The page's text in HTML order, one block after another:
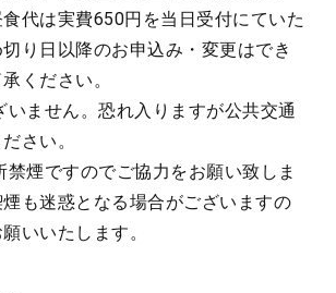
代は実費650円を当日受付にていた
り日以降のお申込み・変更はでき
ください。
いません。恐れ入りますが公共交通
さい。
禁煙ですのでご協力をお願い致しま
も迷惑となる場合がございますの
いいたします。